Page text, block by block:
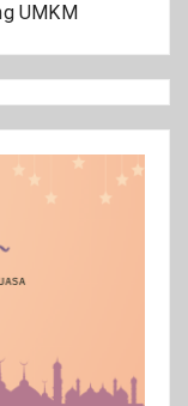
UMKM